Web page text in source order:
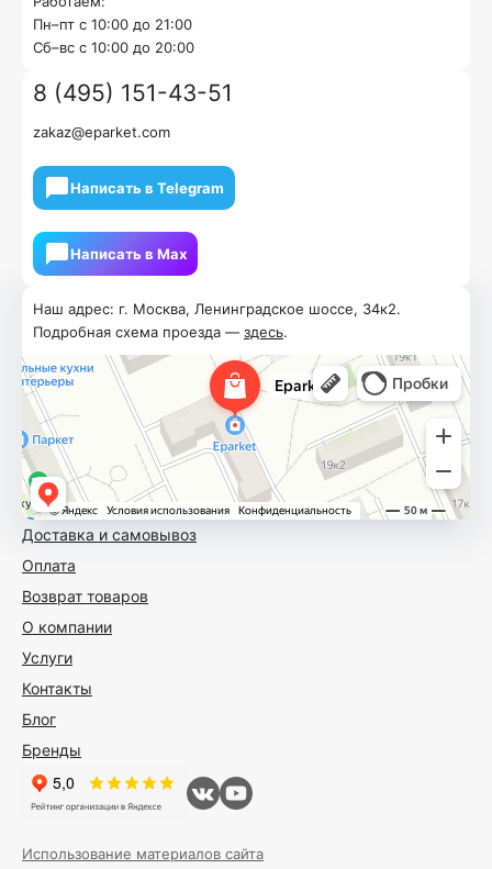
Доставка и самовывоз
Оплата
Возврат товаров
О компании
Услуги
Контакты
Блог
Бренды
Наш адрес: г. Москва, Ленинградское шоссе, 34к2.
Подробная схема проезда — здесь.
Пн–пт с 10:00 до 21:00
Cб–вс с 10:00 до 20:00
8 (495) 151-43-51
zakaz@eparket.com
Написать в Telegram
Написать в Мах
Использование материалов сайта